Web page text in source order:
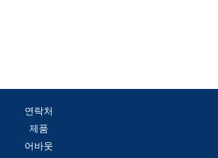
연락처
제품
어바웃